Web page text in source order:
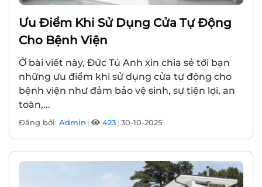
Ưu Điểm Khi Sử Dụng Cửa Tự Động
Cho Bệnh Viện
Ở bài viết này, Đức Tú Anh xin chia sẻ tới bạn
những ưu điểm khi sử dụng cửa tự động cho
bệnh viện như đảm bảo vệ sinh, sự tiện lợi, an
toàn,...
Đăng bởi: Admin 423 30-10-2025